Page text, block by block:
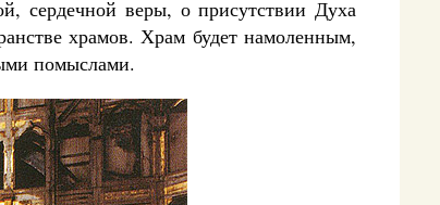
сердечной веры, о присутствии Духа
храмов. Храм будет намоленным,
помыслами.